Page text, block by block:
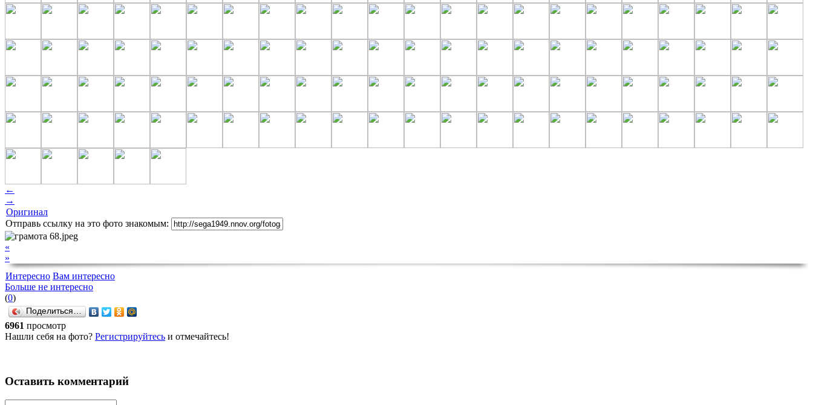
←
→
Оригинал
Отправь ссылку на это фото знакомым:
«
»
Интересно Вам интересно
Больше не интересно
(0)
Поделиться…
6961 просмотр
Нашли себя на фото? Регистрируйтесь и отмечайтесь!
Оставить комментарий